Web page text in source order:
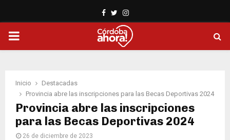
Facebook
TwitterInstagram
PRIMARY
Inicio
Destacadas
Provincia abre las inscripciones para las Becas Deportivas 2024
Provincia abre las inscripciones
para las Becas Deportivas 2024
26 de diciembre de 2023